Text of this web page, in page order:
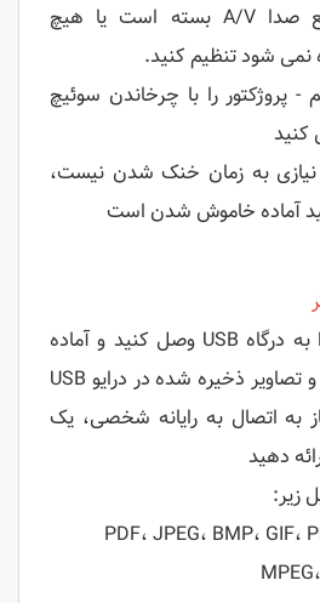
زمانی که اسلاید قطع صدا A/V بسته است یا هیچ
شود تنظیم کنید.
را با چرخاندن سوئیچ
کنید
به زمان خنک شدن نیست،
آماده خاموش شدن است
فقط هارد USB خود را به درگاه USB وصل کنید و آماده
نمایش اسناد، فیلم ها و تصاویر ذخیره شده در درایو USB
به اتصال به رایانه شخصی، یک
دهید
زیر: